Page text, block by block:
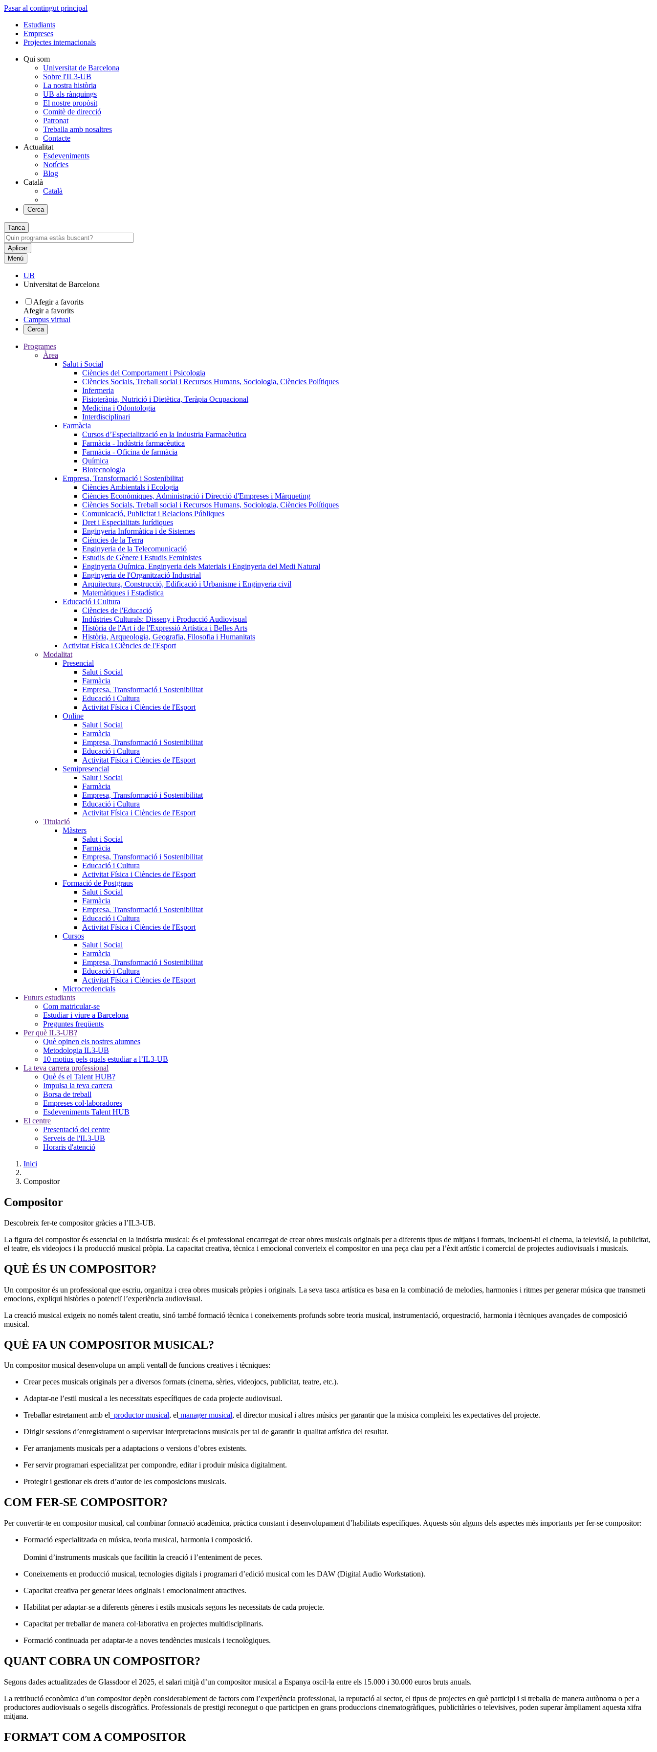
Pasar al contingut principal
Estudiants
Empreses
Projectes internacionals
Qui som
Universitat de Barcelona
Sobre l'IL3-UB
La nostra història
UB als rànquings
El nostre propòsit
Comitè de direcció
Patronat
Treballa amb nosaltres
Contacte
Actualitat
Esdeveniments
Notícies
Blog
Català
Català
Cerca
Tanca
Menú
UB
Universitat de Barcelona
Afegir a favorits
Afegir a favorits
Campus virtual
Cerca
Programes
Àrea
Salut i Social
Ciències del Comportament i Psicologia
Ciències Socials, Treball social i Recursos Humans, Sociologia, Ciències Polítiques
Infermeria
Fisioteràpia, Nutrició i Dietètica, Teràpia Ocupacional
Medicina i Odontologia
Interdisciplinari
Farmàcia
Cursos d’Especialització en la Industria Farmacèutica
Farmàcia - Indústria farmacèutica
Farmàcia - Oficina de farmàcia
Química
Biotecnologia
Empresa, Transformació i Sostenibilitat
Ciències Ambientals i Ecologia
Ciències Econòmiques, Administració i Direcció d'Empreses i Màrqueting
Ciències Socials, Treball social i Recursos Humans, Sociologia, Ciències Polítiques
Comunicació, Publicitat i Relacions Públiques
Dret i Especialitats Jurídiques
Enginyeria Informàtica i de Sistemes
Ciències de la Terra
Enginyeria de la Telecomunicació
Estudis de Gènere i Estudis Feministes
Enginyeria Química, Enginyeria dels Materials i Enginyeria del Medi Natural
Enginyeria de l'Organització Industrial
Arquitectura, Construcció, Edificació i Urbanisme i Enginyeria civil
Matemàtiques i Estadística
Educació i Cultura
Ciències de l'Educació
Indústries Culturals: Disseny i Producció Audiovisual
Història de l'Art i de l'Expressió Artística i Belles Arts
Història, Arqueologia, Geografia, Filosofia i Humanitats
Activitat Física i Ciències de l'Esport
Modalitat
Presencial
Salut i Social
Farmàcia
Empresa, Transformació i Sostenibilitat
Educació i Cultura
Activitat Física i Ciències de l'Esport
Online
Salut i Social
Farmàcia
Empresa, Transformació i Sostenibilitat
Educació i Cultura
Activitat Física i Ciències de l'Esport
Semipresencial
Salut i Social
Farmàcia
Empresa, Transformació i Sostenibilitat
Educació i Cultura
Activitat Física i Ciències de l'Esport
Titulació
Màsters
Salut i Social
Farmàcia
Empresa, Transformació i Sostenibilitat
Educació i Cultura
Activitat Física i Ciències de l'Esport
Formació de Postgraus
Salut i Social
Farmàcia
Empresa, Transformació i Sostenibilitat
Educació i Cultura
Activitat Física i Ciències de l'Esport
Cursos
Salut i Social
Farmàcia
Empresa, Transformació i Sostenibilitat
Educació i Cultura
Activitat Física i Ciències de l'Esport
Microcredencials
Futurs estudiants
Com matricular-se
Estudiar i viure a Barcelona
Preguntes freqüents
Per què IL3-UB?
Què opinen els nostres alumnes
Metodologia IL3-UB
10 motius pels quals estudiar a l’IL3-UB
La teva carrera professional
Què és el Talent HUB?
Impulsa la teva carrera
Borsa de treball
Empreses col·laboradores
Esdeveniments Talent HUB
El centre
Presentació del centre
Serveis de l'IL3-UB
Horaris d'atenció
Inici
Compositor
Compositor
Descobreix fer-te compositor gràcies a l’IL3-UB.
La figura del compositor és essencial en la indústria musical: és el professional encarregat de crear obres musicals originals per a diferents tipus de mitjans i formats, incloent-hi el cinema, la televisió, la publicitat,
el teatre, els videojocs i la producció musical pròpia. La capacitat creativa, tècnica i emocional converteix el compositor en una peça clau per a l’èxit artístic i comercial de projectes audiovisuals i musicals.
QUÈ ÉS UN COMPOSITOR?
Un compositor és un professional que escriu, organitza i crea obres musicals pròpies i originals. La seva tasca artística es basa en la combinació de melodies, harmonies i ritmes per generar música que transmeti
emocions, expliqui històries o potenciï l’experiència audiovisual.
La creació musical exigeix no només talent creatiu, sinó també formació tècnica i coneixements profunds sobre teoria musical, instrumentació, orquestració, harmonia i tècniques avançades de composició
musical.
QUÈ FA UN COMPOSITOR MUSICAL?
Un compositor musical desenvolupa un ampli ventall de funcions creatives i tècniques:
Crear peces musicals originals per a diversos formats (cinema, sèries, videojocs, publicitat, teatre, etc.).
Adaptar-ne l’estil musical a les necessitats específiques de cada projecte audiovisual.
Treballar estretament amb el productor musical, el manager musical, el director musical i altres músics per garantir que la música compleixi les expectatives del projecte.
Dirigir sessions d’enregistrament o supervisar interpretacions musicals per tal de garantir la qualitat artística del resultat.
Fer arranjaments musicals per a adaptacions o versions d’obres existents.
Fer servir programari especialitzat per compondre, editar i produir música digitalment.
Protegir i gestionar els drets d’autor de les composicions musicals.
COM FER-SE COMPOSITOR?
Per convertir-te en compositor musical, cal combinar formació acadèmica, pràctica constant i desenvolupament d’habilitats específiques. Aquests són alguns dels aspectes més importants per fer-se compositor:
Formació especialitzada en música, teoria musical, harmonia i composició.
Domini d’instruments musicals que facilitin la creació i l’enteniment de peces.
Coneixements en producció musical, tecnologies digitals i programari d’edició musical com les DAW (Digital Audio Workstation).
Capacitat creativa per generar idees originals i emocionalment atractives.
Habilitat per adaptar-se a diferents gèneres i estils musicals segons les necessitats de cada projecte.
Capacitat per treballar de manera col·laborativa en projectes multidisciplinaris.
Formació continuada per adaptar-te a noves tendències musicals i tecnològiques.
QUANT COBRA UN COMPOSITOR?
Segons dades actualitzades de Glassdoor el 2025, el salari mitjà d’un compositor musical a Espanya oscil·la entre els 15.000 i 30.000 euros bruts anuals.
La retribució econòmica d’un compositor depèn considerablement de factors com l’experiència professional, la reputació al sector, el tipus de projectes en què participi i si treballa de manera autònoma o per a
productores audiovisuals o segells discogràfics. Professionals de prestigi reconegut o que participen en grans produccions cinematogràfiques, publicitàries o televisives, poden superar àmpliament aquesta xifra
mitjana.
FORMA’T COM A COMPOSITOR